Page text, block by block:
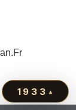
1933 ▴